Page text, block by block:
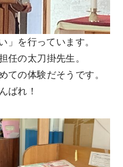
」を行っています。
任の太刀掛先生。
ての体験だそうです。
ばれ！